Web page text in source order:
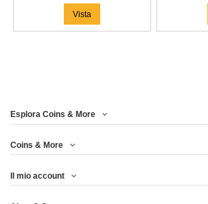
Vista
Esplora Coins & More
Coins & More
Il mio account